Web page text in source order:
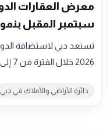
سبتمبر المقبل بنمو 38% في مساحات العرض
2026 خلال الفترة من 7 إلى 9 سبتمبر 2026 في مركز…
دائرة الأراضي والأملاك في دبي